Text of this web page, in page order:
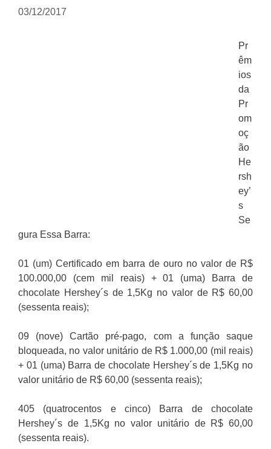
03/12/2017
Pr
êm
ios
da
Pr
om
oç
ão
He
rsh
ey’
s
Se
gura Essa Barra:
01 (um) Certificado em barra de ouro no valor de R$
100.000,00 (cem mil reais) + 01 (uma) Barra de
chocolate Hershey´s de 1,5Kg no valor de R$ 60,00
(sessenta reais);
09 (nove) Cartão pré-pago, com a função saque
bloqueada, no valor unitário de R$ 1.000,00 (mil reais)
+ 01 (uma) Barra de chocolate Hershey´s de 1,5Kg no
valor unitário de R$ 60,00 (sessenta reais);
405 (quatrocentos e cinco) Barra de chocolate
Hershey´s de 1,5Kg no valor unitário de R$ 60,00
(sessenta reais).